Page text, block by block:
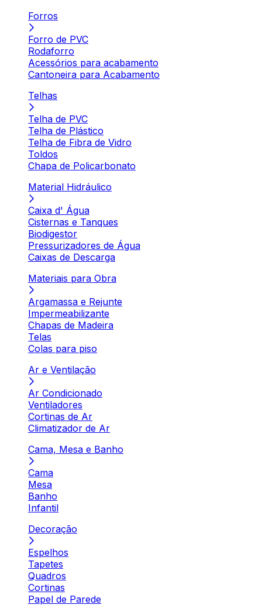
Forros
Forro de PVC
Rodaforro
Acessórios para acabamento
Cantoneira para Acabamento
Telhas
Telha de PVC
Telha de Plástico
Telha de Fibra de Vidro
Toldos
Chapa de Policarbonato
Material Hidráulico
Caixa d' Água
Cisternas e Tanques
Biodigestor
Pressurizadores de Água
Caixas de Descarga
Materiais para Obra
Argamassa e Rejunte
Impermeabilizante
Chapas de Madeira
Telas
Colas para piso
Ar e Ventilação
Ar Condicionado
Ventiladores
Cortinas de Ar
Climatizador de Ar
Cama, Mesa e Banho
Cama
Mesa
Banho
Infantil
Decoração
Espelhos
Tapetes
Quadros
Cortinas
Papel de Parede